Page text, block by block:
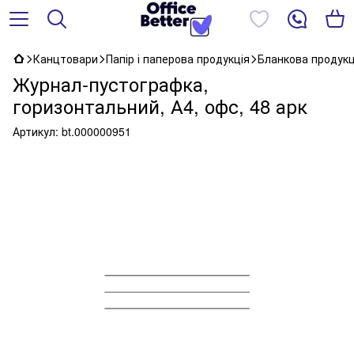
Канцтовари Папір і паперова продукція Бланкова
Журнал-пустографка,
горизонтальний, А4, офс, 48 арк
Артикул: bt.000000951